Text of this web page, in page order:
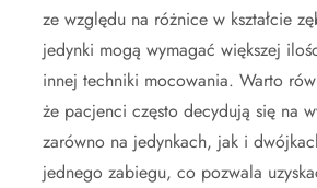
ze względu na różnice w kształcie
jedynki mogą wymagać większej
innej techniki mocowania. Warto
że pacjenci często decydują się na
zarówno na jedynkach, jak i
jednego zabiegu, co pozwala